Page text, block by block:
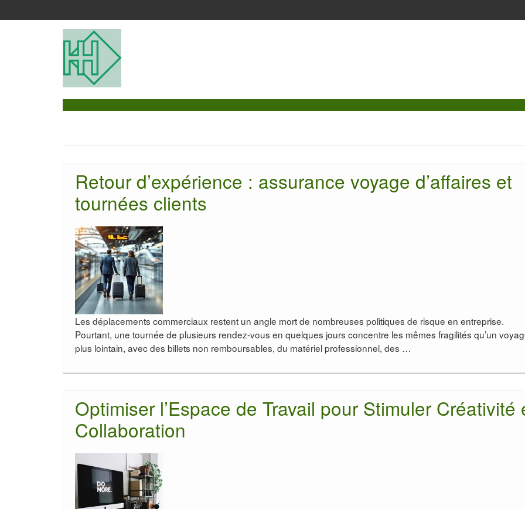
Retour d’expérience : assurance voyage d’affaires et
tournées clients
Les déplacements commerciaux restent un angle mort de nombreuses politiques de risque en entreprise.
Pourtant, une tournée de plusieurs rendez-vous en quelques jours concentre les mêmes fragilités qu’un
plus lointain, avec des billets non remboursables, du matériel professionnel, des …
Optimiser l’Espace de Travail pour Stimuler Créativité
Collaboration